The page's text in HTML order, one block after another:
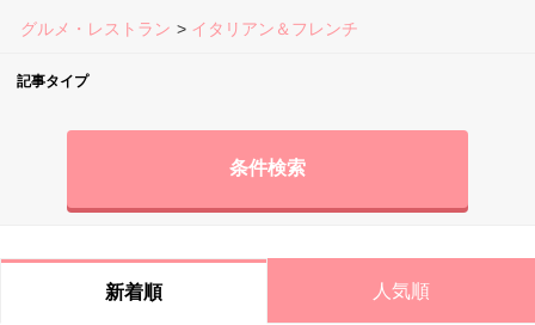
グルメ・レストラン イタリアン＆フレンチ
記事タイプ
条件検索
新着順 人気順